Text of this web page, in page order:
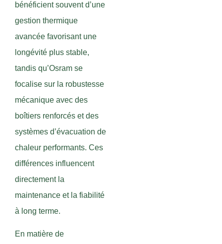
bénéficient souvent d’une
gestion thermique
avancée favorisant une
longévité plus stable,
tandis qu’Osram se
focalise sur la robustesse
mécanique avec des
boîtiers renforcés et des
systèmes d’évacuation de
chaleur performants. Ces
différences influencent
directement la
maintenance et la fiabilité
à long terme.
En matière de